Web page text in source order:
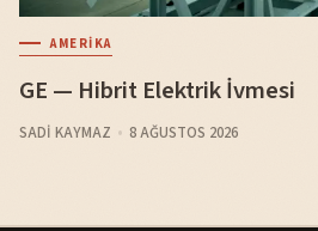
AMERIKA
GE — Hibrit Elektrik İvmesi
SADI KAYMAZ 8 AĞUSTOS 2026